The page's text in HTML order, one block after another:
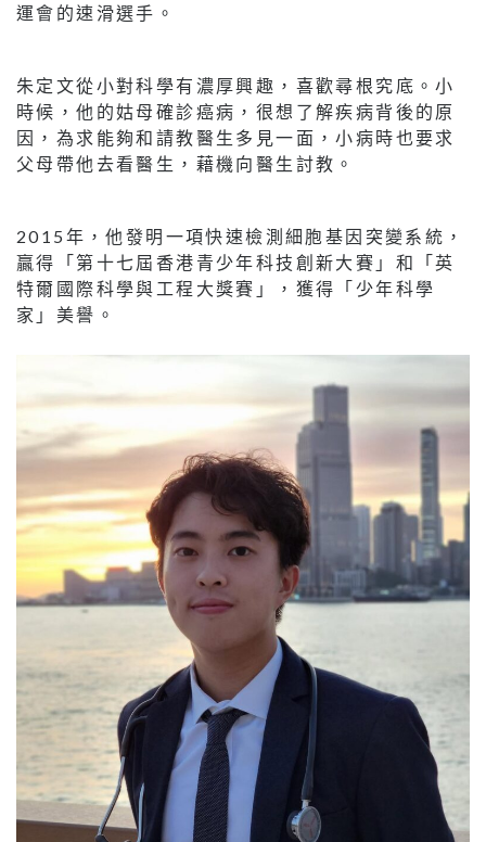
運會的速滑選手。
朱定文從小對科學有濃厚興趣，喜歡尋根究底。小
時候，他的姑母確診癌病，很想了解疾病背後的原
因，為求能夠和請教醫生多見一面，小病時也要求
父母帶他去看醫生，藉機向醫生討教。
2015年，他發明一項快速檢測細胞基因突變系統，
贏得「第十七屆香港青少年科技創新大賽」和「英
特爾國際科學與工程大獎賽」，獲得「少年科學
家」美譽。